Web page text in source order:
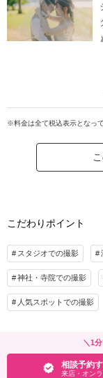
か？
ブーケ、ベールの貸出
撮影料
来店・オン
ドレスと伝統的な和装で
洋装でスタジオ？和装で
小物の貸出、お持込み
撮影料
着付け
アルバム
衣装追加
相談予約
※料金は全て税込表示となって
こだわりポイント
スタジオでの撮影
神社・寺院での撮影
人気スポットでの撮影
＼1
相談予約
来店・オン